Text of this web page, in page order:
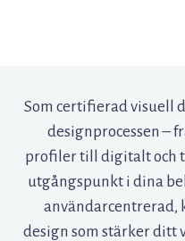
Som certifierad visuell
designprocessen –
profiler till digitalt och
utgångspunkt i dina
användarcentrerad,
design som stärker ditt